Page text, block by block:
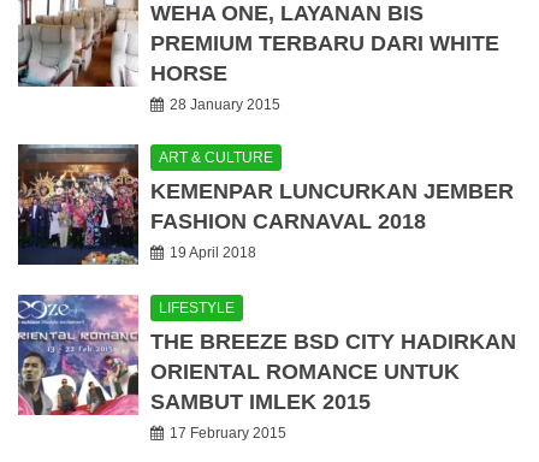
WEHA ONE, LAYANAN BIS
PREMIUM TERBARU DARI WHITE
HORSE
28 January 2015
ART & CULTURE
KEMENPAR LUNCURKAN JEMBER
FASHION CARNAVAL 2018
19 April 2018
LIFESTYLE
THE BREEZE BSD CITY HADIRKAN
ORIENTAL ROMANCE UNTUK
SAMBUT IMLEK 2015
17 February 2015